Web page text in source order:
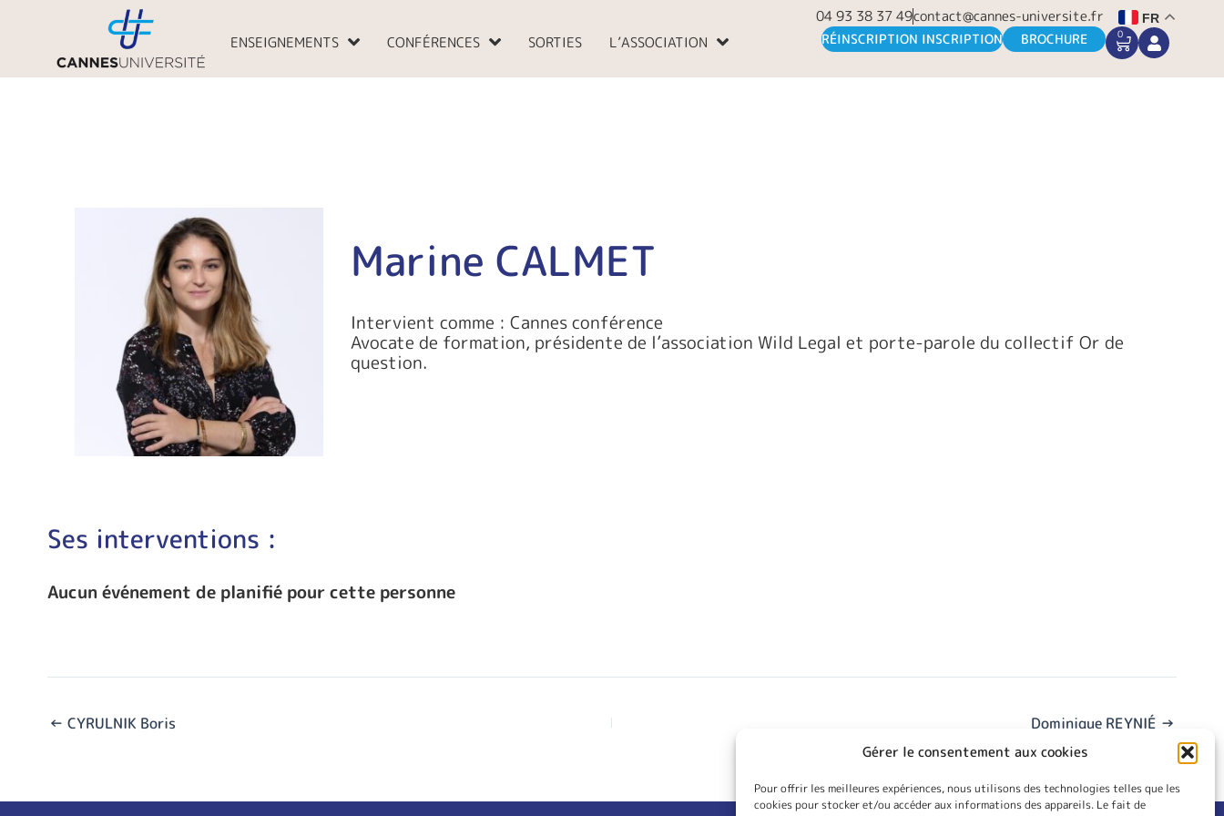
Gérer le consentement aux cookies
Pour offrir les meilleures expériences, nous utilisons des technologies telles que les
cookies pour stocker et/ou accéder aux informations des appareils. Le fait de
04 93 38 37 49contact@cannes-universite.fr FR
ENSEIGNEMENTS CONFÉRENCES SORTIES L’ASSOCIATION RÉINSCRIPTION INSCRIPTION BROCHURE 0
CART
Marine CALMET
Intervient comme : Cannes conférence
Avocate de formation, présidente de l’association Wild Legal et porte-parole du collectif Or de
question.
Ses interventions :
Aucun événement de planifié pour cette personne
← CYRULNIK Boris Dominique REYNIÉ →